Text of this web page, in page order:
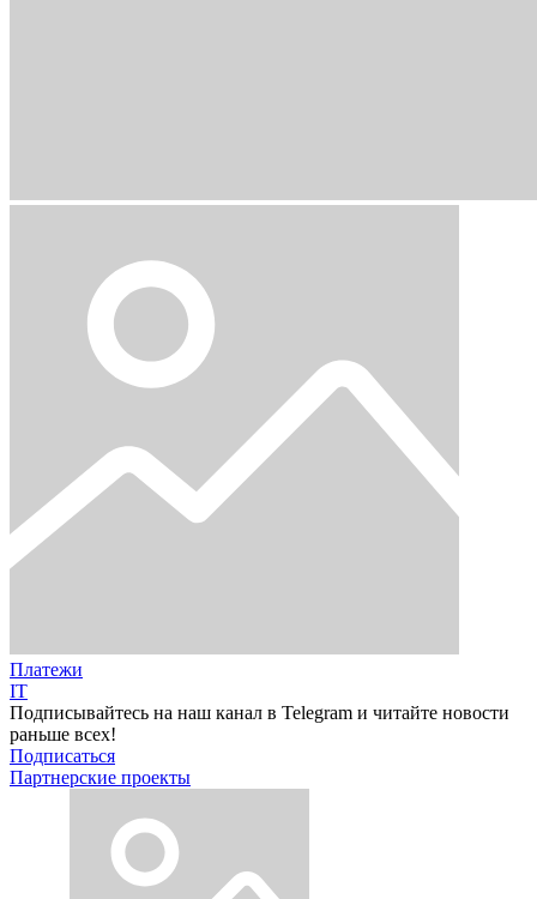
Платежи
IT
Подписывайтесь на наш канал в Telegram и читайте новости
раньше всех!
Подписаться
Партнерские проекты